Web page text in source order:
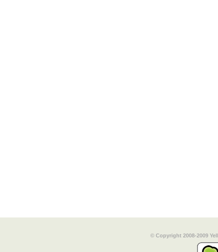
© Copyright 2008-2009